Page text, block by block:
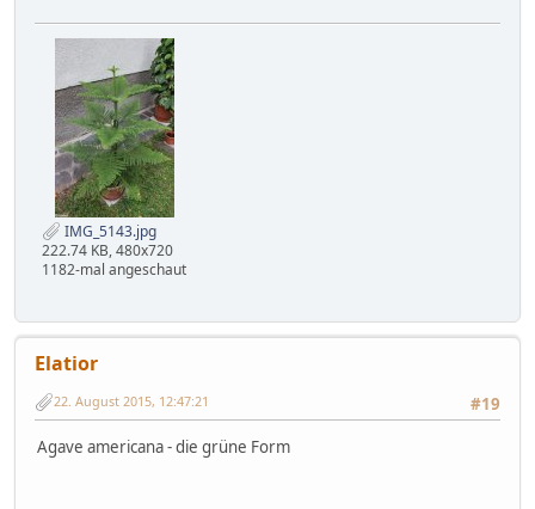
IMG_5143.jpg
222.74 KB, 480x720
1182-mal angeschaut
Elatior
#19
22. August 2015, 12:47:21
Agave americana - die grüne Form